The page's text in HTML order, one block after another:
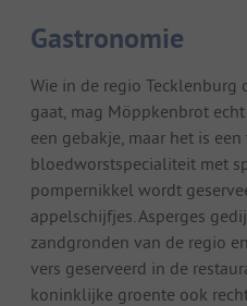
Gastronomie
Wie in de regio
gaat, mag Möppkenbrot
een gebakje, maar het is
bloedworstspecialiteit met
pompernikkel wordt
appelschijfjes. Asperges
zandgronden van de regio
vers geserveerd in de
koninklijke groente ook